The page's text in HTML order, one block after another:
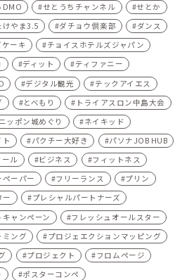
DMO せとうちチャンネル
せとか
けやま3.5 ダチョウ倶楽部
ダンス
ケーキ
チョイスホテルズジャパン
ディット
ティファニー
デジタル観光
テックアイエス
とべもり
トライアスロン中島大会
ニッポン城めぐり
ネイキッド
パクチー大好き
パソナJOB HUB
ール ビジネス
フィットネス
ペーパー フリーランス
プリン
ー
プレシャルパートナーズ
ャンペーン
フレッシュオールスター
ミング
プロジェエクションマッピング
プロジェクト
フロムページ
ポスターコンペ